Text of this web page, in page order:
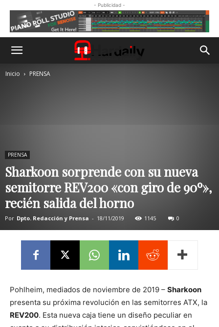
- Publicidad -
Inicio PRENSA
PRENSA
Sharkoon sorprende con su nueva
semitorre REV200 «con giro de 90º»,
recién salida del horno
Por Dpto. Redacción y Prensa - 18/11/2019 1145 0
Pohlheim, mediados de noviembre de 2019 – Sharkoon
presenta su próxima revolución en las semitorres ATX, la
REV200. Esta nueva caja tiene un diseño peculiar en